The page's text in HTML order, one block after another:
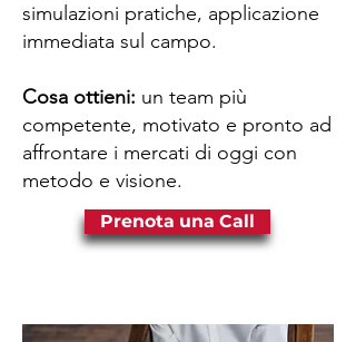
simulazioni pratiche, applicazione
immediata sul campo.
Cosa ottieni: un team più
competente, motivato e pronto ad
affrontare i mercati di oggi con
metodo e visione.
Prenota una Call